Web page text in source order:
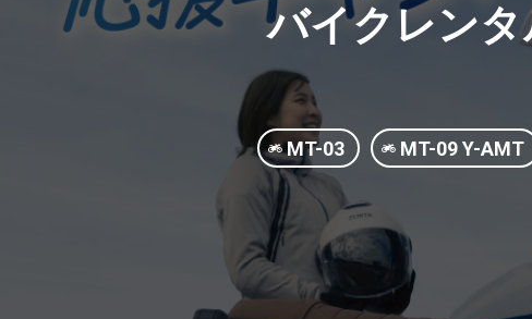
バイクレン
MT-03 MT-09 Y-AMT